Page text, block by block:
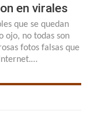
en virales
que se quedan
ojo, no todas son
fotos falsas que